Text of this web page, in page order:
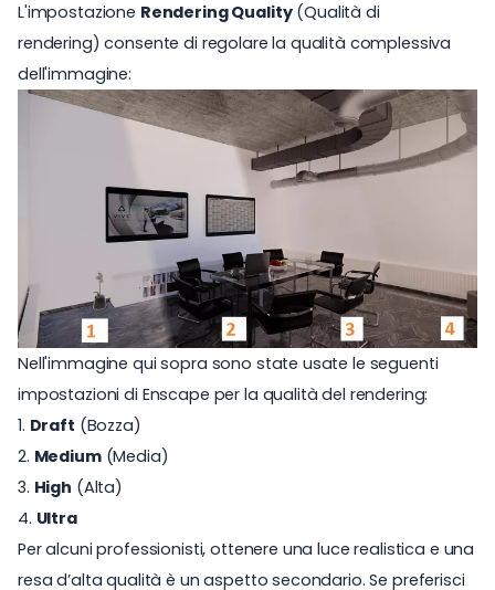
L'impostazione Rendering Quality(Qualità di
rendering) consente di regolare la qualità complessiva
dell'immagine:
Nell'immagine qui sopra sono state usate le seguenti
impostazioni di Enscape per la qualità del rendering:
1. Draft (Bozza)
2. Medium(Media)
3. High (Alta)
4. Ultra
Per alcuni professionisti, ottenere una luce realistica e una
resa d’alta qualità è un aspetto secondario. Se preferisci